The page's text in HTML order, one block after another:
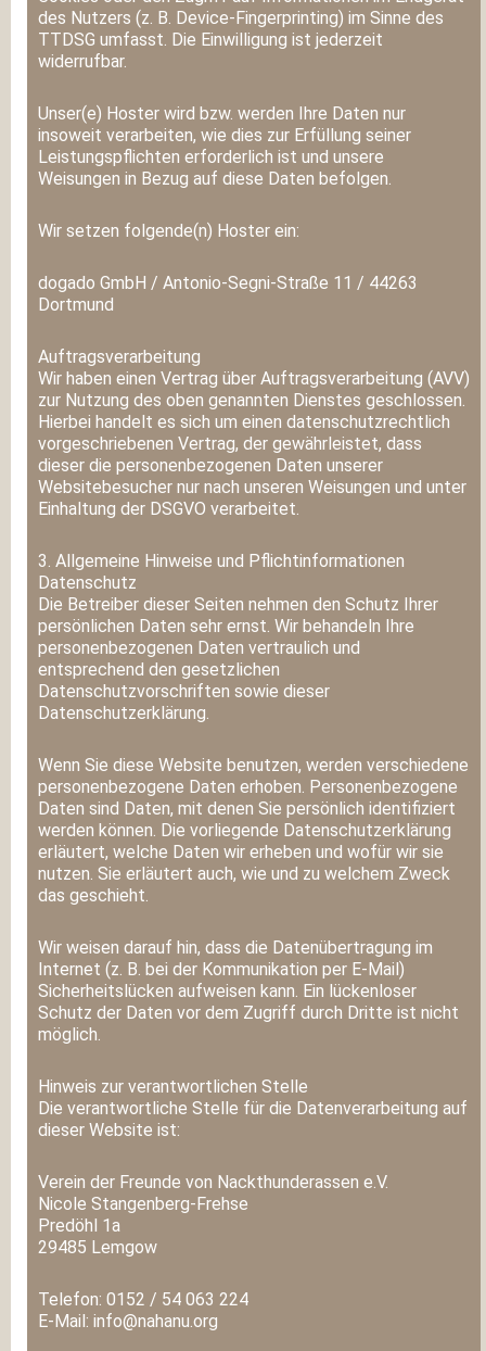
des Nutzers (z. B. Device-Fingerprinting) im Sinne des
TTDSG umfasst. Die Einwilligung ist jederzeit
widerrufbar.
Unser(e) Hoster wird bzw. werden Ihre Daten nur
insoweit verarbeiten, wie dies zur Erfüllung seiner
Leistungspflichten erforderlich ist und unsere
Weisungen in Bezug auf diese Daten befolgen.
Wir setzen folgende(n) Hoster ein:
dogado GmbH / Antonio-Segni-Straße 11 / 44263
Dortmund
Auftragsverarbeitung
Wir haben einen Vertrag über Auftragsverarbeitung (AVV)
zur Nutzung des oben genannten Dienstes geschlossen.
Hierbei handelt es sich um einen datenschutzrechtlich
vorgeschriebenen Vertrag, der gewährleistet, dass
dieser die personenbezogenen Daten unserer
Websitebesucher nur nach unseren Weisungen und unter
Einhaltung der DSGVO verarbeitet.
3. Allgemeine Hinweise und Pflicht­informationen
Datenschutz
Die Betreiber dieser Seiten nehmen den Schutz Ihrer
persönlichen Daten sehr ernst. Wir behandeln Ihre
personenbezogenen Daten vertraulich und
entsprechend den gesetzlichen
Datenschutzvorschriften sowie dieser
Datenschutzerklärung.
Wenn Sie diese Website benutzen, werden verschiedene
personenbezogene Daten erhoben. Personenbezogene
Daten sind Daten, mit denen Sie persönlich identifiziert
werden können. Die vorliegende Datenschutzerklärung
erläutert, welche Daten wir erheben und wofür wir sie
nutzen. Sie erläutert auch, wie und zu welchem Zweck
das geschieht.
Wir weisen darauf hin, dass die Datenübertragung im
Internet (z. B. bei der Kommunikation per E-Mail)
Sicherheitslücken aufweisen kann. Ein lückenloser
Schutz der Daten vor dem Zugriff durch Dritte ist nicht
möglich.
Hinweis zur verantwortlichen Stelle
Die verantwortliche Stelle für die Datenverarbeitung auf
dieser Website ist:
Verein der Freunde von Nackthunderassen e.V.
Nicole Stangenberg-Frehse
Predöhl 1a
29485 Lemgow
Telefon: 0152 / 54 063 224
E-Mail: info@nahanu.org